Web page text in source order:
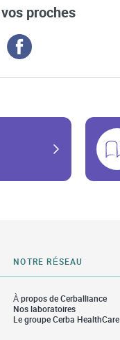
proches
NOTRE RÉSEAU
À propos de Cerballiance
Nos laboratoires
Le groupe Cerba HealthCare